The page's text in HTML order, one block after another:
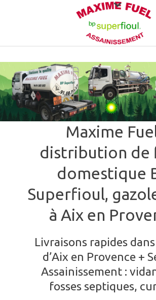
Maxime
distribution de
domestique
Superfioul,
à Aix en
Livraisons rapides
d’Aix en Provence +
Assainissement :
fosses septiques,